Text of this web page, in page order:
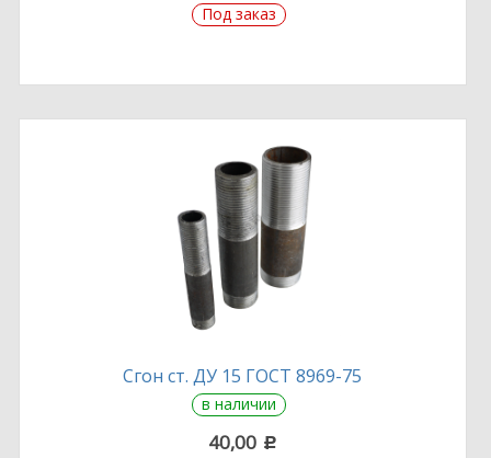
Под заказ
Сгон ст. ДУ 15 ГОСТ 8969-75
в наличии
40,00 c